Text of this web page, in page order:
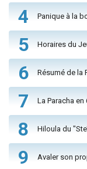
4 Panique à la
5 Horaires du
6 Résumé de la
7 La Paracha
8 Hiloula du
9 Avaler son